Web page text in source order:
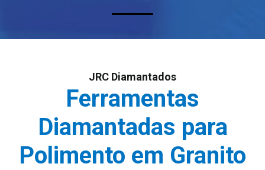
JRC Diamantados
Ferramentas
Diamantadas para
Polimento em Granito